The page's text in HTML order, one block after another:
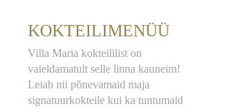
KOKTEILIMENÜÜ
Villa Maria kokteililist on
vaieldamatult selle linna kauneim!
Leiab nii põnevamaid maja
signatuurkokteile kui ka tuntumaid